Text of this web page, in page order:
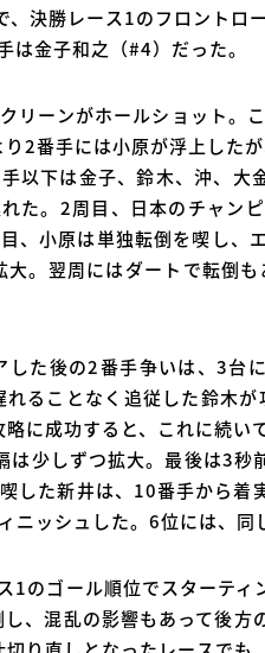
、決勝レース1のフロント
金子和之（#4）だった。
リーンがホールショット。
2番手には小原が浮上した
以下は金子、鈴木、沖、
た。2周目、日本のチャン
、小原は単独転倒を喫し、
大。翌周にはダートで転倒
した後の2番手争いは、3台
れることなく追従した鈴木
に成功すると、これに続
は少しずつ拡大。最後は3
した新井は、10番手から
ニッシュした。6位には、同
1のゴール順位でスターテ
、混乱の影響もあって後